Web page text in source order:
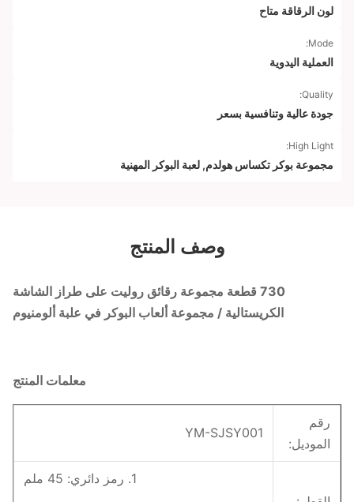
لون الرقاقة متاح
Mode:
العملية اليدوية
Quality:
جودة عالية وتنافسية بسعر
High Light:
مجموعة بوكر تكساس هولدم, لعبة البوكر المهنية
وصف المنتج
730 قطعة مجموعة رقائق روليت على طراز الشاشة
الكريستالية / مجموعة ألعاب البوكر في علبة ألومنيوم
معلمات المنتج
رقم
الموديل:
YM-SJSY001
1. رمز دائري: 45 ملم